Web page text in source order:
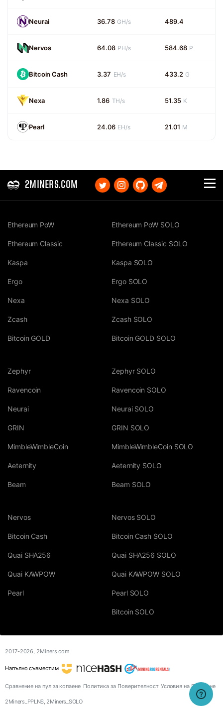
Neurai 36.78 GH/s 489.4
Nervos 64.08 PH/s 584.68 P
Bitcoin Cash 3.37 EH/s 433.2 G
Nexa 1.86 TH/s 51.35 K
Pearl 24.06 EH/s 21.01 M
2MINERS.COM
Ethereum PoW
Ethereum Classic
Kaspa
Ergo
Nexa
Zcash
Bitcoin GOLD
Ethereum PoW SOLO
Ethereum Classic SOLO
Kaspa SOLO
Ergo SOLO
Nexa SOLO
Zcash SOLO
Bitcoin GOLD SOLO
Zephyr
Ravencoin
Neurai
GRIN
MimbleWimbleCoin
Aeternity
Beam
Zephyr SOLO
Ravencoin SOLO
Neurai SOLO
GRIN SOLO
MimbleWimbleCoin SOLO
Aeternity SOLO
Beam SOLO
Nervos
Bitcoin Cash
Quai SHA256
Quai KAWPOW
Pearl
Nervos SOLO
Bitcoin Cash SOLO
Quai SHA256 SOLO
Quai KAWPOW SOLO
Pearl SOLO
Bitcoin SOLO
2017-2026, 2Miners.com
Напълно съвместим
Сравнение на пул за копаене Политика за Поверителност Условия на Ползване
2Miners_PPLNS, 2Miners_SOLO